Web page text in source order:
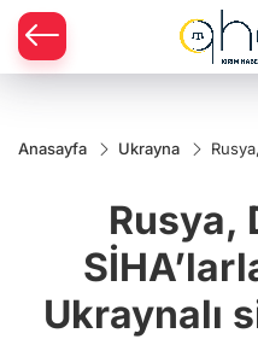
Anasayfa Ukrayna
Rusya,
sivil
Rusya,
Ukraynalı